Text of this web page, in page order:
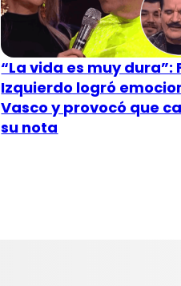
“La vida es muy dura”:
Izquierdo logró
Vasco y provocó que
su nota